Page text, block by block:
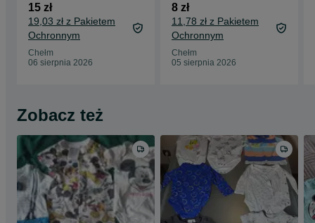
15 zł
19,03 zł z Pakietem
Ochronnym
Chełm
06 sierpnia 2026
8 zł
11,78 zł z Pakietem
Ochronnym
Chełm
05 sierpnia 2026
Zobacz też